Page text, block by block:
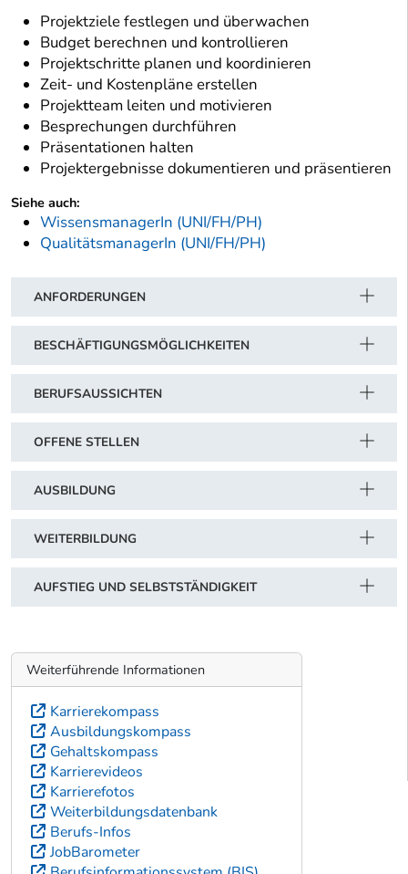
Projektziele festlegen und überwachen
Budget berechnen und kontrollieren
Projektschritte planen und koordinieren
Zeit- und Kostenpläne erstellen
Projektteam leiten und motivieren
Besprechungen durchführen
Präsentationen halten
Projektergebnisse dokumentieren und präsentieren
Siehe auch:
WissensmanagerIn (UNI/FH/PH)
QualitätsmanagerIn (UNI/FH/PH)
ANFORDERUNGEN
BESCHÄFTIGUNGSMÖGLICHKEITEN
BERUFSAUSSICHTEN
OFFENE STELLEN
AUSBILDUNG
WEITERBILDUNG
AUFSTIEG UND SELBSTSTÄNDIGKEIT
Weiterführende Informationen
Karrierekompass
Ausbildungskompass
Gehaltskompass
Karrierevideos
Karrierefotos
Weiterbildungsdatenbank
Berufs-Infos
JobBarometer